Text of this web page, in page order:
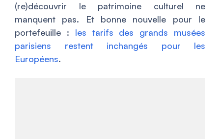
(re)découvrir le patrimoine culturel ne
manquent pas. Et bonne nouvelle pour le
portefeuille : les tarifs des grands musées
parisiens restent inchangés pour les
Européens.